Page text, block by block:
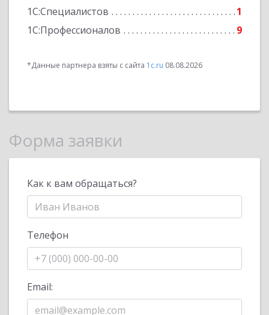
1С:Специалистов
1
1С:Профессионалов
9
*Данные партнера взяты с сайта 1c.ru 08.08.2026
Форма заявки
Как к вам обращаться?
Телефон
Email: